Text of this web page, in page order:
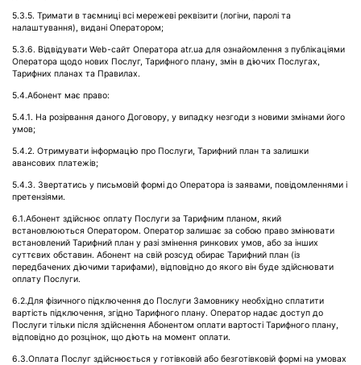
5.3.5. Тримати в таємниці всі мережеві реквізити (логіни, паролі та
налаштування), видані Оператором;
5.3.6. Відвідувати Web-сайт Оператора atr.ua для ознайомлення з публікаціями
Оператора щодо нових Послуг, Тарифного плану, змін в діючих Послугах,
Тарифних планах та Правилах.
5.4.Абонент має право:
5.4.1. На розірвання даного Договору, у випадку незгоди з новими змінами його
умов;
5.4.2. Отримувати інформацію про Послуги, Тарифний план та залишки
авансових платежів;
5.4.3. Звертатись у письмовій формі до Оператора із заявами, повідомленнями і
претензіями.
6.1.Абонент здійснює оплату Послуги за Тарифним планом, який
встановлюються Оператором. Оператор залишає за собою право змінювати
встановлений Тарифний план у разі змінення ринкових умов, або за інших
суттєвих обставин. Абонент на свій розсуд обирає Тарифний план (із
передбачених діючими тарифами), відповідно до якого він буде здійснювати
оплату Послуги.
6.2.Для фізичного підключення до Послуги Замовнику необхідно сплатити
вартість підключення, згідно Тарифного плану. Оператор надає доступ до
Послуги тільки після здійснення Абонентом оплати вартості Тарифного плану,
відповідно до розцінок, що діють на момент оплати.
6.3.Оплата Послуг здійснюється у готівковій або безготівковій формі на умовах